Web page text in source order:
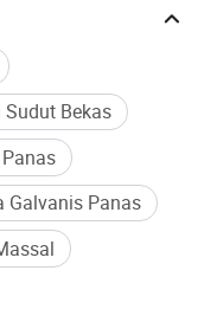
Sudut Bekas
Galvanis Panas